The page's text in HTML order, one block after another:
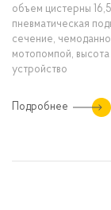
объем цистерны
пневматическая
сечение,
мотопомпой,
устройство
Подробнее